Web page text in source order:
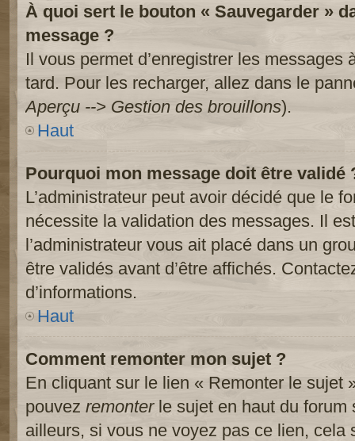
À quoi sert le bouton « Sauvegarder »
message ?
Il vous permet d’enregistrer les messages
tard. Pour les recharger, allez dans le
Aperçu --> Gestion des brouillons).
Haut
Pourquoi mon message doit être validé
L’administrateur peut avoir décidé que le
nécessite la validation des messages. Il
l’administrateur vous ait placé dans un
être validés avant d’être affichés.
d’informations.
Haut
Comment remonter mon sujet ?
En cliquant sur le lien « Remonter le sujet
pouvez remonterle sujet en haut du forum
ailleurs, si vous ne voyez pas ce lien, cela